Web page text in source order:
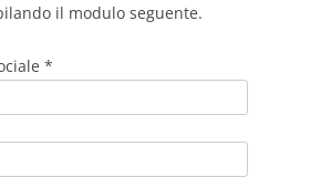
il modulo seguente.
*